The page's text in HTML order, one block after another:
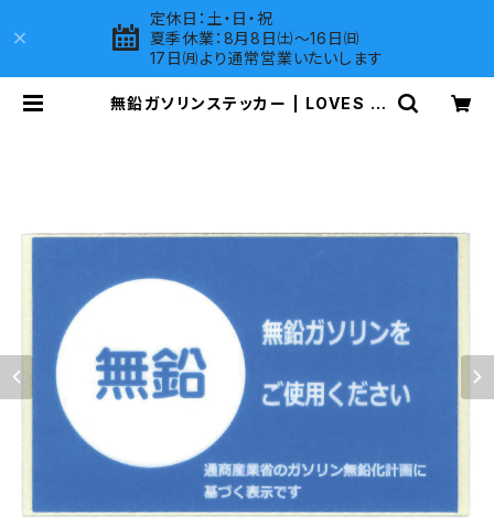
定休日：土・日・祝
夏季休業：8月8日㈯～16日㈰
17日㈪より通常営業いたいします
無鉛ガソリンステッカー | LOVES C